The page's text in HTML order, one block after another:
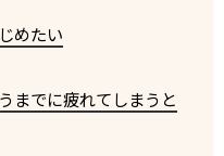
めたい
までに疲れてしまうと